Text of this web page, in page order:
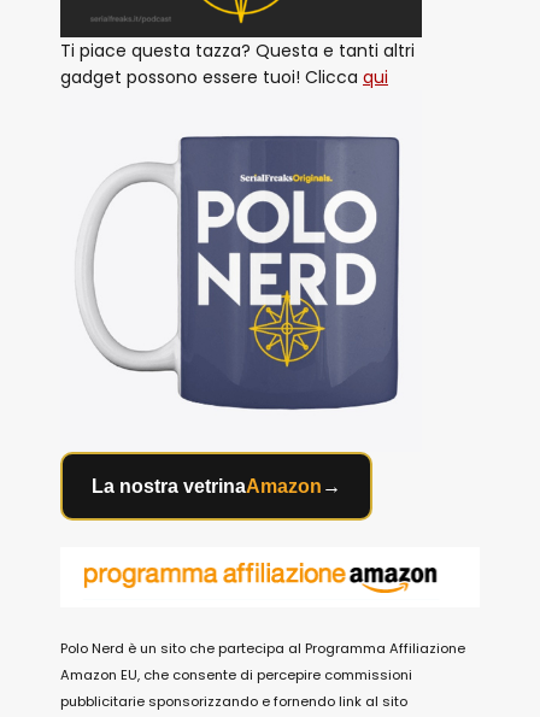
Ti piace questa tazza? Questa e tanti altri
gadget possono essere tuoi! Clicca qui
La nostra vetrinaAmazon →
Polo Nerd è un sito che partecipa al Programma Affiliazione
Amazon EU, che consente di percepire commissioni
pubblicitarie sponsorizzando e fornendo link al sito